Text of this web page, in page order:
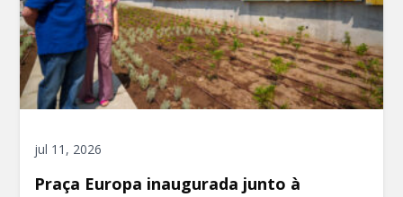
jul 11, 2026
Praça Europa inaugurada junto à